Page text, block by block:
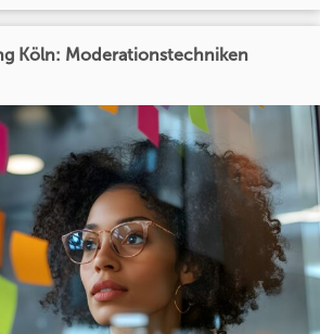
Köln: Moderationstechniken